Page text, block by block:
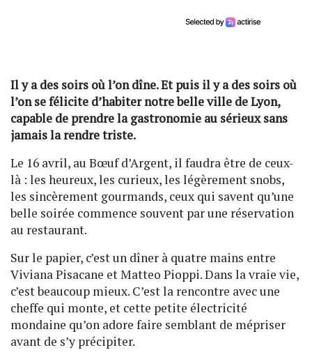
Il y a des soirs où l’on dîne. Et puis il y a des soirs où
l’on se félicite d’habiter notre belle ville de Lyon,
capable de prendre la gastronomie au sérieux sans
jamais la rendre triste.
Le 16 avril, au Bœuf d’Argent, il faudra être de ceux-
là : les heureux, les curieux, les légèrement snobs,
les sincèrement gourmands, ceux qui savent qu’une
belle soirée commence souvent par une réservation
au restaurant.
Sur le papier, c’est un dîner à quatre mains entre
Viviana Pisacane et Matteo Pioppi. Dans la vraie vie,
c’est beaucoup mieux. C’est la rencontre avec une
cheffe qui monte, et cette petite électricité
mondaine qu’on adore faire semblant de mépriser
avant de s’y précipiter.